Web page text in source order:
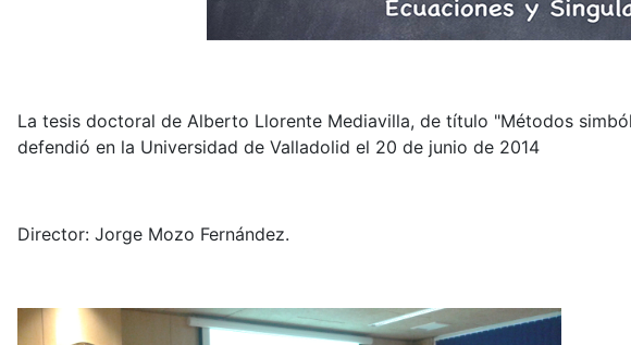
La tesis doctoral de Alberto Llorente Mediavilla, de título "Métodos
defendió en la Universidad de Valladolid el 20 de junio de 2014
Director: Jorge Mozo Fernández.